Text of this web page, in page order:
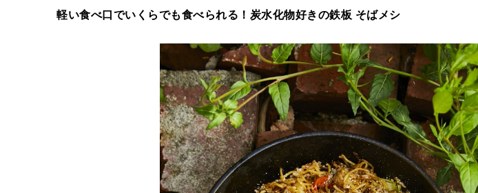
軽い食べ口でいくらでも食べられる！炭水化物好きの鉄板 そばメシ